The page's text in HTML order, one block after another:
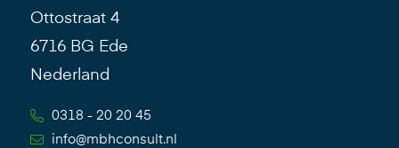
Ottostraat 4
6716 BG Ede
Nederland
0318 - 20 20 45
info@mbhconsult.nl